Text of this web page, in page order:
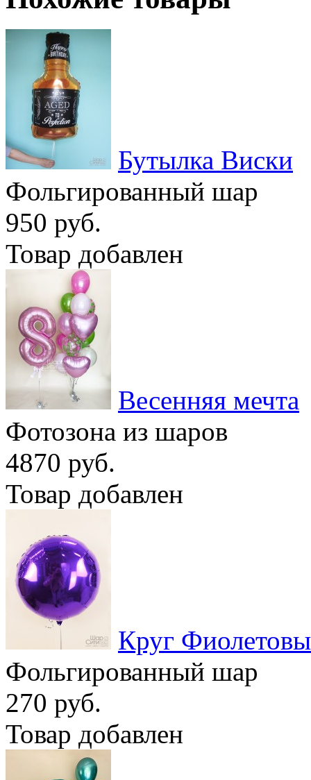
Бутылка Виски
Фольгированный шар
950 руб.
Товар добавлен
Весенняя мечта
Фотозона из шаров
4870 руб.
Товар добавлен
Круг
Фольгированный шар
270 руб.
Товар добавлен